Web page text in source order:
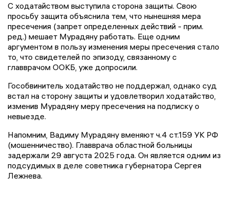
С ходатайством выступила сторона защиты. Свою
просьбу защита объяснила тем, что нынешняя мера
пресечения (запрет определенных действий - прим.
ред.) мешает Мурадяну работать. Еще одним
аргументом в пользу изменения меры пресечения стало
то, что свидетелей по эпизоду, связанному с
главврачом ООКБ, уже допросили.
Гособвинитель ходатайство не поддержал, однако суд
встал на сторону защиты и удовлетворил ходатайство,
изменив Мурадяну меру пресечения на подписку о
невыезде.
Напомним, Вадиму Мурадяну вменяют ч.4 ст.159 УК РФ
(мошенничество). Главврача областной больницы
задержали 29 августа 2025 года. Он является одним из
подсудимых в деле советника губернатора Сергея
Лежнева.